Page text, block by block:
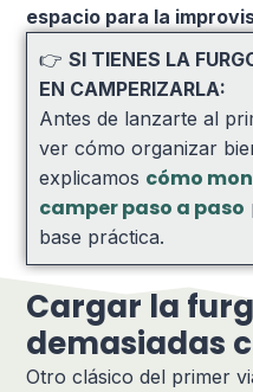
espacio para la
👉SI TIENES LA
EN CAMPERIZARLA:
Antes de lanzarte al
ver cómo organizar
explicamos cómo
camper paso a paso
base práctica.
Cargar la
demasiadas
Otro clásico del primer